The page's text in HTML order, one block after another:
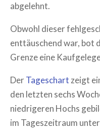
abgelehnt.
Obwohl dieser
enttäuschend war, bot
Grenze eine
DerTageschart zeigt
den letzten sechs
niedrigeren Hochs
im Tageszeitraum